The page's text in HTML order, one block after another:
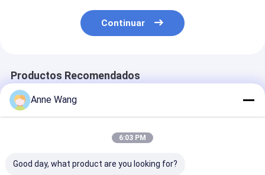
Continuar
Productos Recomendados
Anne Wang
6:03 PM
Good day, what product are you looking for?